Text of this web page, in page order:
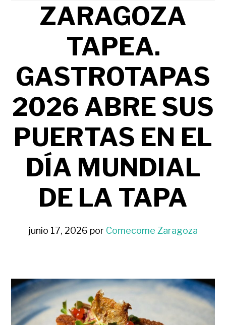
ZARAGOZA
TAPEA.
GASTROTAPAS
2026 ABRE SUS
PUERTAS EN EL
DÍA MUNDIAL
DE LA TAPA
junio 17, 2026 por Comecome Zaragoza